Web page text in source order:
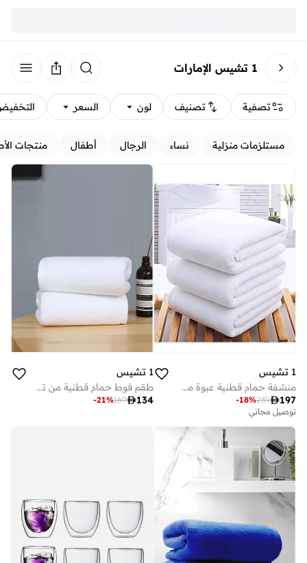
1 تشيس الإمارات
تصفية تصنيف لون السعر
مستلزمات منزلية نساء الرجال أطفال منتجات
1 تشيس
منشفة حمام قطنية عبوة من ، أبيض سم
197
239
-18%
توصيل مجاني
1 تشيس
طقم فوط حمام قطنية من تشيس، قطعتان، أبيض سم
134
169
-21%